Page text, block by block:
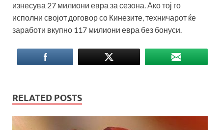
изнесува 27 милиони евра за сезона. Ако тој го
исполни својот договор со Кинезите, техничарот ќе
заработи вкупно 117 милиони евра без бонуси.
RELATED POSTS